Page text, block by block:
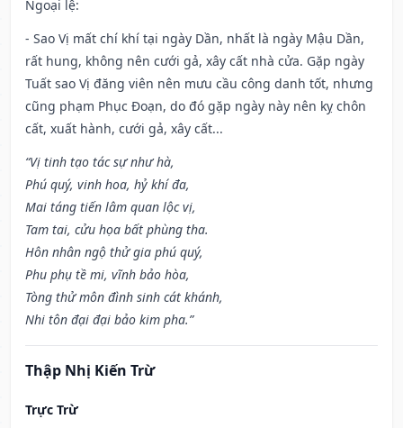
Ngoại lệ:
- Sao Vị mất chí khí tại ngày Dần, nhất là ngày Mậu Dần,
rất hung, không nên cưới gả, xây cất nhà cửa. Gặp ngày
Tuất sao Vị đăng viên nên mưu cầu công danh tốt, nhưng
cũng phạm Phục Đoạn, do đó gặp ngày này nên kỵ chôn
cất, xuất hành, cưới gả, xây cất...
“Vị tinh tạo tác sự như hà,
Phú quý, vinh hoa, hỷ khí đa,
Mai táng tiến lâm quan lộc vị,
Tam tai, cửu họa bất phùng tha.
Hôn nhân ngộ thử gia phú quý,
Phu phụ tề mi, vĩnh bảo hòa,
Tòng thử môn đình sinh cát khánh,
Nhi tôn đại đại bảo kim pha.”
Thập Nhị Kiến Trừ
Trực Trừ